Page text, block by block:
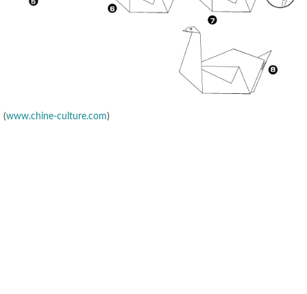
(www.chine-culture.com)